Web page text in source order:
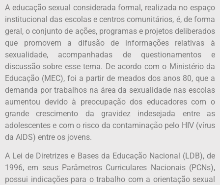
A educação sexual considerada formal, realizada no espaço
institucional das escolas e centros comunitários, é, de forma
geral, o conjunto de ações, programas e projetos deliberados
que promovem a difusão de informações relativas à
sexualidade, acompanhadas de questionamentos e
discussão sobre esse tema. De acordo com o Ministério da
Educação (MEC), foi a partir de meados dos anos 80, que a
demanda por trabalhos na área da sexualidade nas escolas
aumentou devido à preocupação dos educadores com o
grande crescimento da gravidez indesejada entre as
adolescentes e com o risco da contaminação pelo HIV (vírus
da AIDS) entre os jovens.
A Lei de Diretrizes e Bases da Educação Nacional (LDB), de
1996, em seus Parâmetros Curriculares Nacionais (PCNs),
possui indicações para o trabalho com a orientação sexual